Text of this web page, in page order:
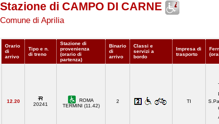
Stazione di CAMPO DI CARNE
Comune di Aprilia
Orario
di
arrivo
Tipo e n.
di treno
Stazione di
provenienza
(orario di
partenza)
Binario
di
arrivo
Classi e
servizi a
bordo
Impresa di
trasporto
12.20
20241
ROMA
TERMINI (11.42)
2 TI